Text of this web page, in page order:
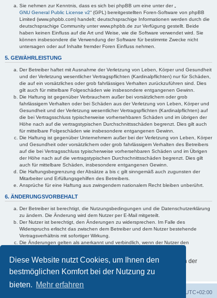
Diese Website nutzt Cookies, um Ihnen den
bestmöglichen Komfort bei der Nutzung zu
bieten. Mehr erfahren
Sie nehmen zur Kenntnis, dass es sich bei phpBB um eine unter der „
GNU General Public License v2“ (GPL) bereitgestellten Foren-Software von phpBB
Limited (www.phpbb.com) handelt; deutschsprachige Informationen werden durch die
deutschsprachige Community unter www.phpbb.de zur Verfügung gestellt. Beide
haben keinen Einfluss auf die Art und Weise, wie die Software verwendet wird. Sie
können insbesondere die Verwendung der Software für bestimmte Zwecke nicht
untersagen oder auf Inhalte fremder Foren Einfluss nehmen.
5. GEWÄHRLEISTUNG
Der Betreiber haftet mit Ausnahme der Verletzung von Leben, Körper und Gesundheit
und der Verletzung wesentlicher Vertragspflichten (Kardinalpflichten) nur für Schäden,
die auf ein vorsätzliches oder grob fahrlässiges Verhalten zurückzuführen sind. Dies
gilt auch für mittelbare Folgeschäden wie insbesondere entgangenen Gewinn.
Die Haftung ist gegenüber Verbrauchern außer bei vorsätzlichem oder grob
fahrlässigem Verhalten oder bei Schäden aus der Verletzung von Leben, Körper und
Gesundheit und der Verletzung wesentlicher Vertragspflichten (Kardinalpflichten) auf
die bei Vertragsschluss typischerweise vorhersehbaren Schäden und im übrigen der
Höhe nach auf die vertragstypischen Durchschnittsschäden begrenzt. Dies gilt auch
für mittelbare Folgeschäden wie insbesondere entgangenen Gewinn.
Die Haftung ist gegenüber Unternehmern außer bei der Verletzung von Leben, Körper
und Gesundheit oder vorsätzlichem oder grob fahrlässigem Verhalten des Betreibers
auf die bei Vertragsschluss typischerweise vorhersehbaren Schäden und im Übrigen
der Höhe nach auf die vertragstypischen Durchschnittsschäden begrenzt. Dies gilt
auch für mittelbare Schäden, insbesondere entgangenen Gewinn.
Die Haftungsbegrenzung der Absätze a bis c gilt sinngemäß auch zugunsten der
Mitarbeiter und Erfüllungsgehilfen des Betreibers.
Ansprüche für eine Haftung aus zwingendem nationalem Recht bleiben unberührt.
6. ÄNDERUNGSVORBEHALT
Der Betreiber ist berechtigt, die Nutzungsbedingungen und die Datenschutzerklärung
zu ändern. Die Änderung wird dem Nutzer per E-Mail mitgeteilt.
Der Nutzer ist berechtigt, den Änderungen zu widersprechen. Im Falle des
Widerspruchs erlischt das zwischen dem Betreiber und dem Nutzer bestehende
Vertragsverhältnis mit sofortiger Wirkung.
Die Änderungen gelten als anerkannt und verbindlich, wenn der Nutzer den
Informationen über den Umgang mit Ihren persönlichen Daten sind in der
Datenschutzerklärung enthalten.
UTC+02:00